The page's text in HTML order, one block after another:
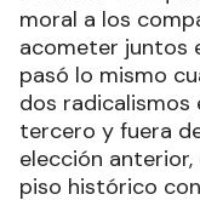
moral a los
acometer juntos
pasó lo mismo
dos
tercero y fuera
elección
piso histórico